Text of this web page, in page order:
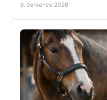
9. července 2026